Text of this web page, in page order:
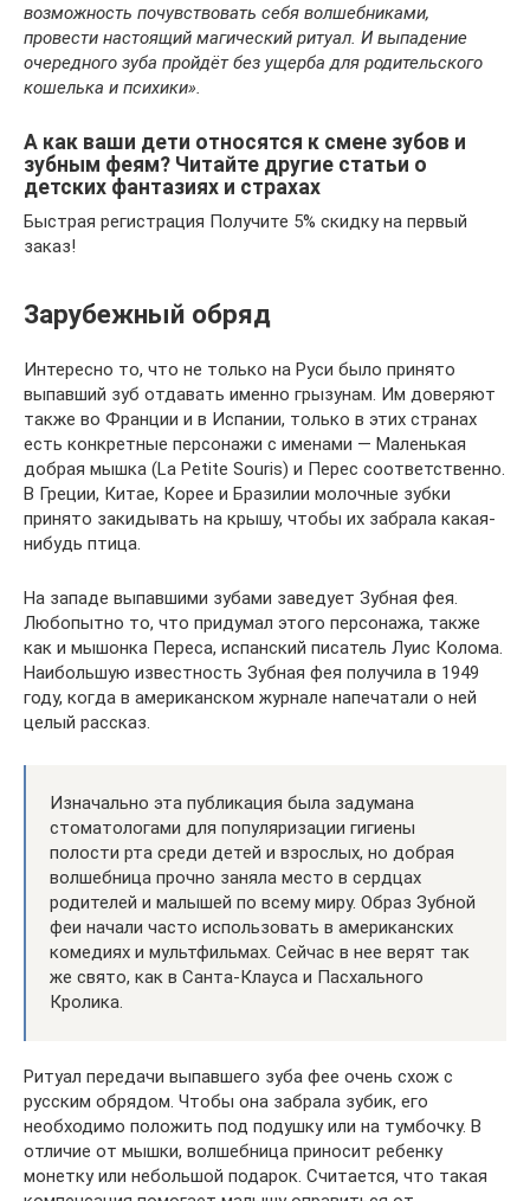
возможность почувствовать себя волшебниками,
провести настоящий магический ритуал. И выпадение
очередного зуба пройдёт без ущерба для родительского
кошелька и психики».
А как ваши дети относятся к смене зубов и
зубным феям? Читайте другие статьи о
детских фантазиях и страхах
Быстрая регистрация Получите 5% скидку на первый
заказ!
Зарубежный обряд
Интересно то, что не только на Руси было принято
выпавший зуб отдавать именно грызунам. Им доверяют
также во Франции и в Испании, только в этих странах
есть конкретные персонажи с именами — Маленькая
добрая мышка (La Petite Souris) и Перес соответственно.
В Греции, Китае, Корее и Бразилии молочные зубки
принято закидывать на крышу, чтобы их забрала какая-
нибудь птица.
На западе выпавшими зубами заведует Зубная фея.
Любопытно то, что придумал этого персонажа, также
как и мышонка Переса, испанский писатель Луис Колома.
Наибольшую известность Зубная фея получила в 1949
году, когда в американском журнале напечатали о ней
целый рассказ.
Изначально эта публикация была задумана
стоматологами для популяризации гигиены
полости рта среди детей и взрослых, но добрая
волшебница прочно заняла место в сердцах
родителей и малышей по всему миру. Образ Зубной
феи начали часто использовать в американских
комедиях и мультфильмах. Сейчас в нее верят так
же свято, как в Санта-Клауса и Пасхального
Кролика.
Ритуал передачи выпавшего зуба фее очень схож с
русским обрядом. Чтобы она забрала зубик, его
необходимо положить под подушку или на тумбочку. В
отличие от мышки, волшебница приносит ребенку
монетку или небольшой подарок. Считается, что такая